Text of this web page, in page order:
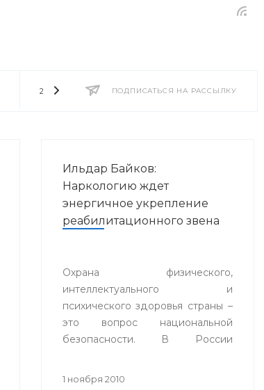
ПОДПИСАТЬСЯ НА РАССЫЛКУ
2014 2013 2012 2011
Ильдар Байков:
Наркологию ждет
энергичное укрепление
реабилитационного звена
Охрана физического,
интеллектуального и
психического здоровья страны –
это вопрос национальной
безопасности. В России
наркоманов (по некоторым
1 ноября 2010